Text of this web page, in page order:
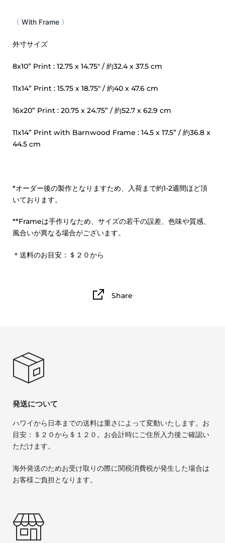
〈 With Frame 〉
外寸サイズ
8x10” Print : 12.75 x 14.75" / 約32.4 x 37.5 cm
11x14” Print : 15.75 x 18.75" / 約40 x 47.6 cm
16x20” Print : 20.75 x 24.75” / 約52.7 x 62.9 cm
11x14” Print with Barnwood Frame : 14.5 x 17.5” / 約36.8 x
44.5 cm
*オーダー後の製作となりますため、入荷まで約1-2週間ほど頂
いております。
**Frameは手作りなため、サイズの若干の誤差、色味や質感、
風合いが異なる場合がございます。
＊送料のお目安：＄２０から
Share
発送について
ハワイから日本までの送料は重さによって変動いたします。お
目安：＄２０から＄１２０。お会計時にご住所入力後ご確認い
ただけます。
海外発送のためお受け取りの際に関税消費税が発生した場合は
お客様ご負担となります。